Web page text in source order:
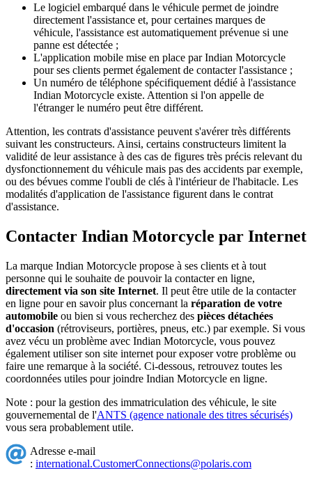
Le logiciel embarqué dans le véhicule permet de joindre
directement l'assistance et, pour certaines marques de
véhicule, l'assistance est automatiquement prévenue si une
panne est détectée ;
L'application mobile mise en place par Indian Motorcycle
pour ses clients permet également de contacter l'assistance ;
Un numéro de téléphone spécifiquement dédié à l'assistance
Indian Motorcycle existe. Attention si l'on appelle de
l'étranger le numéro peut être différent.
Attention, les contrats d'assistance peuvent s'avérer très différents
suivant les constructeurs. Ainsi, certains constructeurs limitent la
validité de leur assistance à des cas de figures très précis relevant du
dysfonctionnement du véhicule mais pas des accidents par exemple,
ou des bévues comme l'oubli de clés à l'intérieur de l'habitacle. Les
modalités d'application de l'assistance figurent dans le contrat
d'assistance.
Contacter Indian Motorcycle par Internet
La marque Indian Motorcycle propose à ses clients et à tout
personne qui le souhaite de pouvoir la contacter en ligne,
directement via son site Internet. Il peut être utile de la contacter
en ligne pour en savoir plus concernant la réparation de votre
automobile ou bien si vous recherchez des pièces détachées
d'occasion (rétroviseurs, portières, pneus, etc.) par exemple. Si vous
avez vécu un problème avec Indian Motorcycle, vous pouvez
également utiliser son site internet pour exposer votre problème ou
faire une remarque à la société. Ci-dessous, retrouvez toutes les
coordonnées utiles pour joindre Indian Motorcycle en ligne.
Note : pour la gestion des immatriculation des véhicule, le site
gouvernemental de l'ANTS (agence nationale des titres sécurisés)
vous sera probablement utile.
Adresse e-mail
: international.CustomerConnections@polaris.com